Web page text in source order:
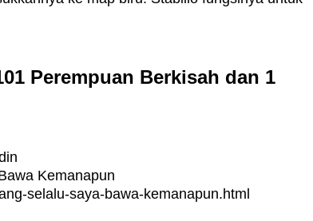
Perempuan Berkisah dan 1
Kemanapun
selalu-saya-bawa-kemanapun.html